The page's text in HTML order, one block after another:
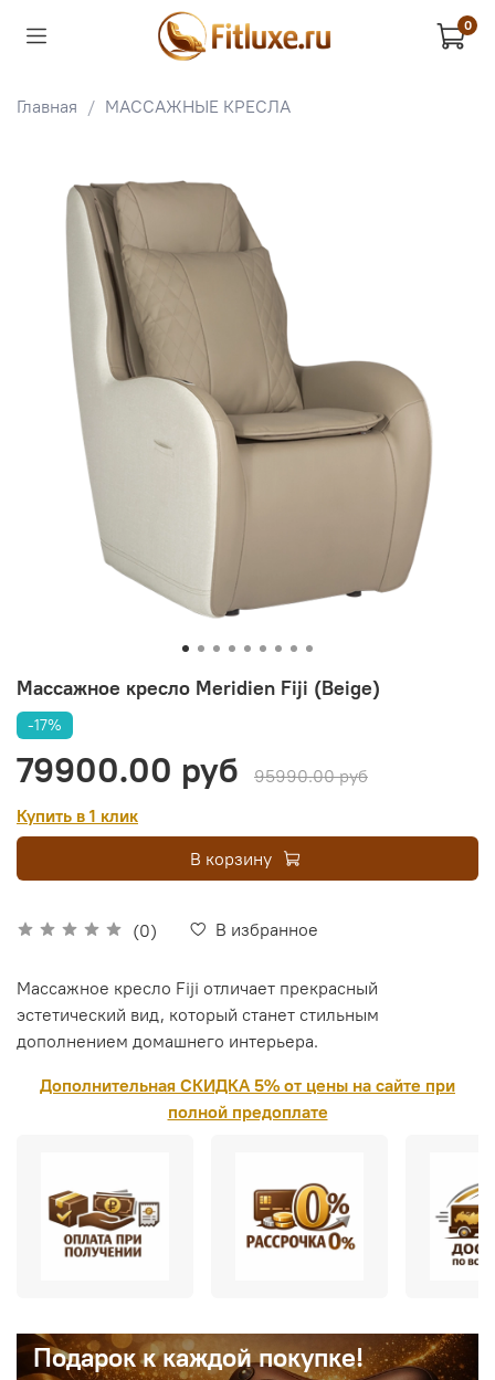
0
Главная МАССАЖНЫЕ КРЕСЛА
Массажное кресло Meridien Fiji (Beige)
(0) В избранное
-17%
79900.00 руб
95990.00 руб
Купить в 1 клик
В корзину
Массажное кресло Fiji отличает прекрасный
эстетический вид, который станет стильным
дополнением домашнего интерьера.
Дополнительная СКИДКА 5% от цены на сайте при
полной предоплате
Подарок к каждой покупке!